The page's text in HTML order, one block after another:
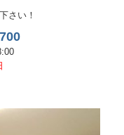
さい！